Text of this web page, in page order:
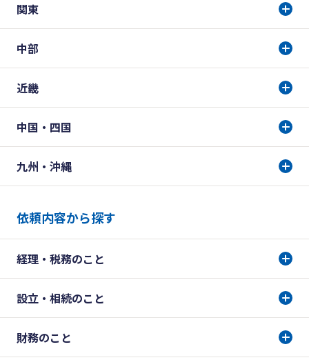
関東
中部
近畿
中国・四国
九州・沖縄
依頼内容から探す
経理・税務のこと
設立・相続のこと
財務のこと